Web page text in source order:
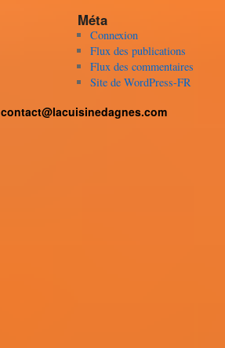
Méta
Connexion
Flux des publications
Flux des commentaires
Site de WordPress-FR
contact@lacuisinedagnes.com